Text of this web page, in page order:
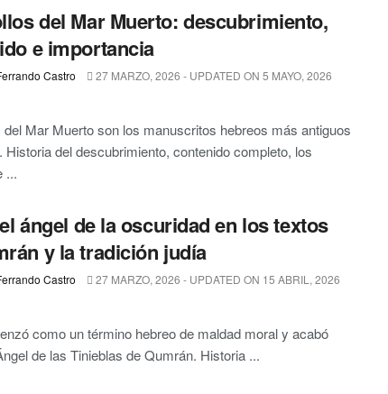
del Mar Muerto: descubrimiento,
e importancia
Castro
27 MARZO, 2026 - UPDATED ON 5 MAYO, 2026
del Mar Muerto son los manuscritos hebreos más antiguos
Historia del descubrimiento, contenido completo, los
...
ángel de la oscuridad en los textos
y la tradición judía
Castro
27 MARZO, 2026 - UPDATED ON 15 ABRIL, 2026
como un término hebreo de maldad moral y acabó
de las Tinieblas de Qumrán. Historia ...